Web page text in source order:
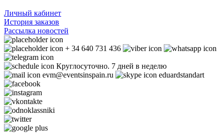
Личный кабинет
История заказов
Рассылка новостей
+ 34 640 731 436
Круглосуточно. 7 дней в неделю
evm@eventsinspain.ru
eduardstandart